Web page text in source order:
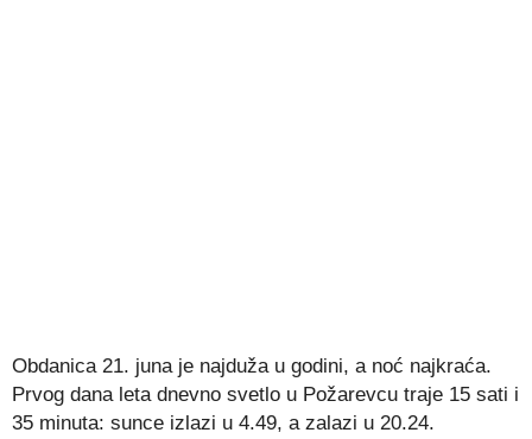
Obdanica 21. juna je najduža u godini, a noć najkraća.
Prvog dana leta dnevno svetlo u Požarevcu traje 15 sati i
35 minuta: sunce izlazi u 4.49, a zalazi u 20.24.